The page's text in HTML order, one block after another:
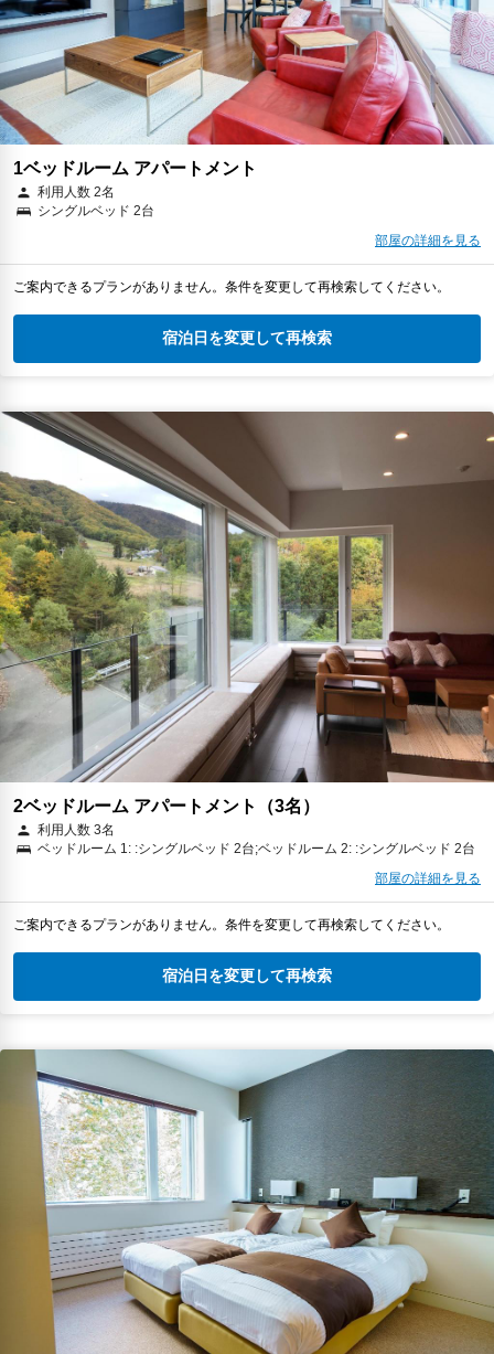
1ベッドルーム アパートメント
利用人数 2名
シングルベッド 2台
部屋の詳細を見る
ご案内できるプランがありません。条件を変更して再検索してください。
宿泊日を変更して再検索
2ベッドルーム アパートメント（3名）
利用人数 3名
ベッドルーム 1: :シングルベッド 2台;ベッドルーム 2: :シングルベッド 2台
部屋の詳細を見る
ご案内できるプランがありません。条件を変更して再検索してください。
宿泊日を変更して再検索